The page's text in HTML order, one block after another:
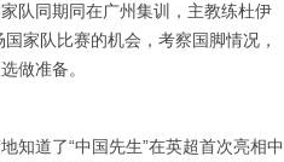
同期同在广州集训，主教练杜伊
家队比赛的机会，考察国脚情况，
做准备。
道了“中国先生”在英超首次亮相中